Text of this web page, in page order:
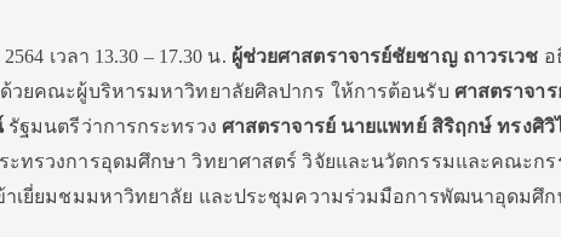
เวลา 13.30 – 17.30 น. ผู้ช่วยศาสตราจารย์ชัยชาญ ถาวรเวช อ
วยคณะผู้บริหารมหาวิทยาลัยศิลปากร ให้การต้อนรับ ศาสตราจาร
รัฐมนตรีว่าการกระทรวง ศาสตราจารย์ นายแพทย์ สิริฤกษ์ ทรงศิวิ
ะทรวงการอุดมศึกษา วิทยาศาสตร์ วิจัยและนวัตกรรมและคณะกร
าเยี่ยมชมมหาวิทยาลัย และประชุมความร่วมมือการพัฒนาอุดมศึก